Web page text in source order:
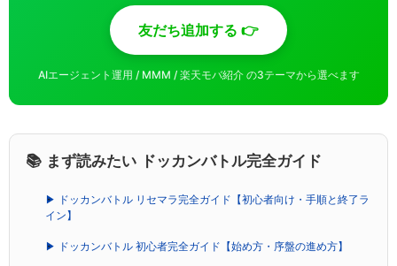
友だち追加する 👉
AIエージェント運用 / MMM / 楽天モバ紹介 の3テーマから選べます
📚 まず読みたい ドッカンバトル完全ガイド
▶ ドッカンバトル リセマラ完全ガイド【初心者向け・手順と終了ラ
イン】
▶ ドッカンバトル 初心者完全ガイド【始め方・序盤の進め方】